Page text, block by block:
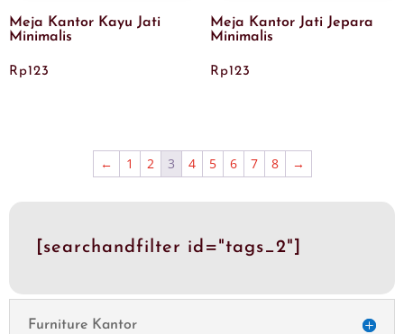
Meja Kantor Kayu Jati
Minimalis
Rp123
Meja Kantor Jati Jepara
Minimalis
Rp123
← 1 2 3 4 5 6 7 8 →
[searchandfilter id="tags_2"]
Furniture Kantor